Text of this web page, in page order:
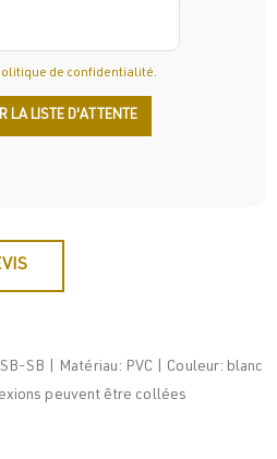
de confidentialité.
SB | Matériau: PVC | Couleur: blanc
peuvent être collées